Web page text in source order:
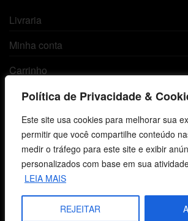
Política de Privacidade &
Este site usa cookies para melhorar sua
permitir que você compartilhe conteúdo
medir o tráfego para este site e exibir
personalizados com base em sua
LEIA MAIS
REJEITAR
Livraria
Minha conta
Carrinho
Lista de Desejos
Termos e Condições
Centro de Estudos Bíblicos
São Leopoldo, RS, Brasil